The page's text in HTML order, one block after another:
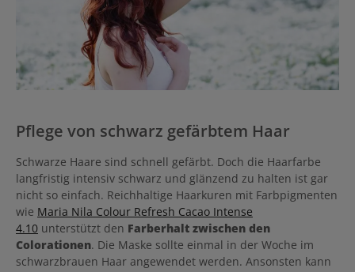
Pflege von schwarz gefärbtem Haar
Schwarze Haare sind schnell gefärbt. Doch die Haarfarbe
langfristig intensiv schwarz und glänzend zu halten ist gar
nicht so einfach. Reichhaltige Haarkuren mit Farbpigmenten
wie Maria Nila Colour Refresh Cacao Intense
4.10 unterstützt den Farberhalt zwischen den
Colorationen. Die Maske sollte einmal in der Woche im
schwarzbrauen Haar angewendet werden. Ansonsten kann